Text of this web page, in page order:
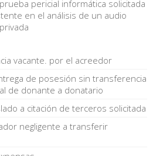
pericial informática solicitada
en el análisis de un audio
vacante. por el acreedor
de posesión sin transferencia
de donante a donatario
a citación de terceros solicitada
negligente a transferir